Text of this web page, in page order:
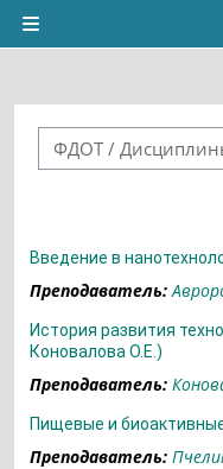
Перейти к основному
Боковая панель
Введение в
Преподаватель:
История развития
Коновалова О.Е.)
Преподаватель:
Пищевые и
Преподаватель: